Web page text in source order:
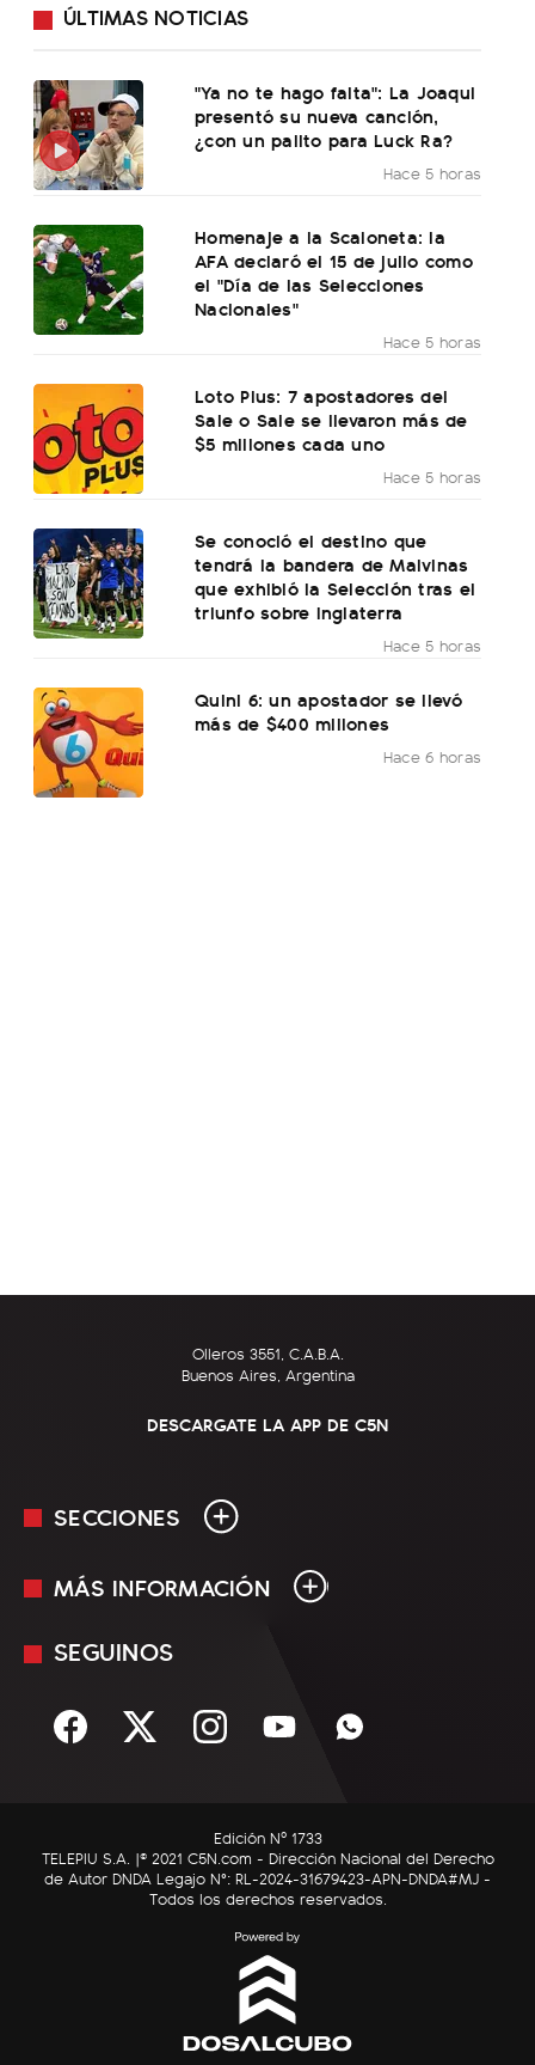
ÚLTIMAS NOTICIAS
"Ya no te hago falta": La Joaqui
presentó su nueva canción,
¿con un palito para Luck Ra?
Hace 5 horas
Homenaje a la Scaloneta: la
AFA declaró el 15 de julio como
el "Día de las Selecciones
Nacionales"
Hace 5 horas
Loto Plus: 7 apostadores del
Sale o Sale se llevaron más de
$5 millones cada uno
Hace 5 horas
Se conoció el destino que
tendrá la bandera de Malvinas
que exhibió la Selección tras el
triunfo sobre Inglaterra
Hace 5 horas
Quini 6: un apostador se llevó
más de $400 millones
Hace 6 horas
Olleros 3551, C.A.B.A.
Buenos Aires, Argentina
DESCARGATE LA APP DE C5N
SECCIONES
En Vivo
Sociedad
C5N Autos
RatingCero
MÁS INFORMACIÓN
Mediakit
Términos y condiciones
SEGUINOS
Edición Nº 1733
TELEPIU S.A. |© 2021 C5N.com - Dirección Nacional del Derecho
de Autor DNDA Legajo N°: RL-2024-31679423-APN-DNDA#MJ -
Todos los derechos reservados.